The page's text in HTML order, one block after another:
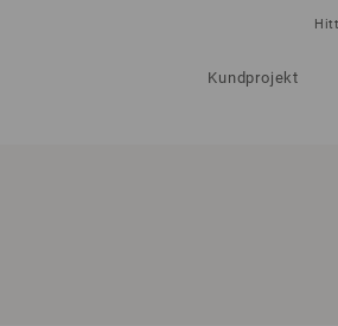
Kundprojekt